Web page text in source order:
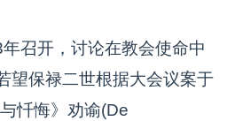
召开，讨论在教会使命中
望保禄二世根据大会议案于
忏悔》劝谕(De